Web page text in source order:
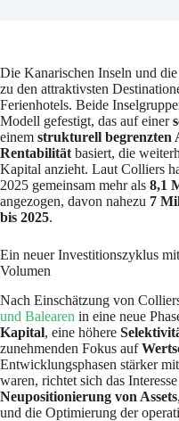
Die Kanarischen Inseln und
zu den attraktivsten
Ferienhotels. Beide
Modell gefestigt, das auf einer
einem strukturell begrenzten
Rentabilität basiert, die
Kapital anzieht. Laut Colliers
2025 gemeinsam mehr als 8,1
angezogen, davon nahezu 7
bis 2025.
Ein neuer Investitionszyklus
Volumen
Nach Einschätzung von
und Balearen in eine neue
Kapital, eine höhere
zunehmenden Fokus auf
Entwicklungsphasen stärker
waren, richtet sich das
Neupositionierung von Assets
und die Optimierung der